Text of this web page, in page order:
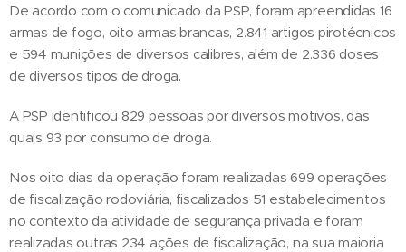
De acordo com o comunicado da PSP, foram apreendidas 16
armas de fogo, oito armas brancas, 2.841 artigos pirotécnicos
e 594 munições de diversos calibres, além de 2.336 doses
de diversos tipos de droga.
A PSP identificou 829 pessoas por diversos motivos, das
quais 93 por consumo de droga.
Nos oito dias da operação foram realizadas 699 operações
de fiscalização rodoviária, fiscalizados 51 estabelecimentos
no contexto da atividade de segurança privada e foram
realizadas outras 234 ações de fiscalização, na sua maioria